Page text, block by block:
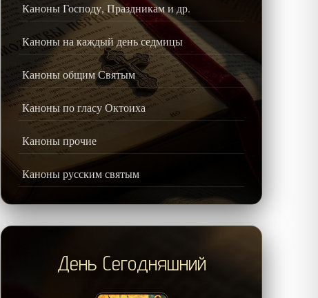
Каноны Господу, Праздникам и др.
Каноны на каждый день седмицы
Каноны общим Святым
Каноны по гласу Октоиха
Каноны прочие
Каноны русским святым
День Сегодняшний